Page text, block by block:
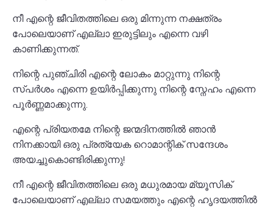
നീ എന്റെ ജീവിതത്തിലെ ഒരു മിന്നുന്ന നക്ഷത്രം
പോലെയാണ് എല്ലാ ഇരുട്ടിലും എന്നെ വഴി
കാണിക്കുന്നത്.
നിന്റെ പുഞ്ചിരി എന്റെ ലോകം മാറ്റുന്നു നിന്റെ
സ്പർശം എന്നെ ഉയിർപ്പിക്കുന്നു നിന്റെ സ്നേഹം എന്നെ
പൂർണ്ണമാക്കുന്നു.
എന്റെ പ്രിയതമേ നിന്റെ ജന്മദിനത്തിൽ ഞാൻ
നിനക്കായി ഒരു പ്രത്യേക റൊമാന്റിക് സന്ദേശം
അയച്ചുകൊണ്ടിരിക്കുന്നു!
നീ എന്റെ ജീവിതത്തിലെ ഒരു മധുരമായ മ്യൂസിക്
പോലെയാണ് എല്ലാ സമയത്തും എന്റെ ഹൃദയത്തിൽ